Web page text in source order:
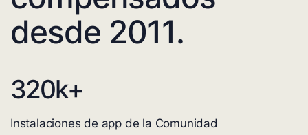
desde 2011.
320k+
Instalaciones de app de la Comunidad